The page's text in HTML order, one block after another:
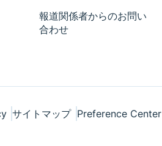
報道関係者からのお問い
合わせ
サイトマップ Preference Center